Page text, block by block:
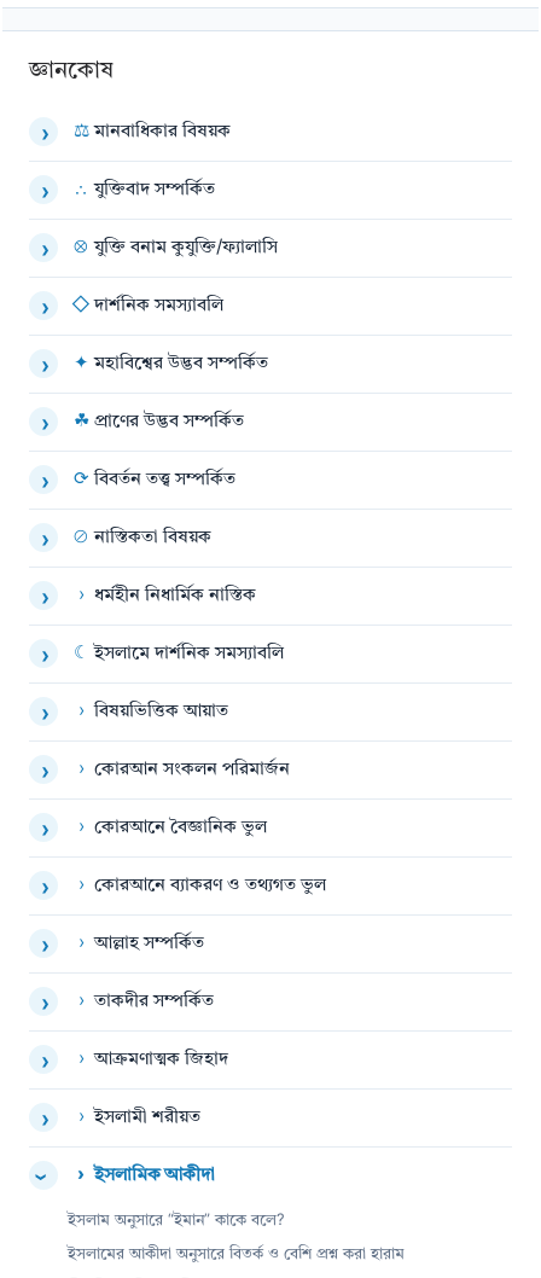
জ্ঞানকোষ
› ⚖ মানবাধিকার বিষয়ক
› ∴ যুক্তিবাদ সম্পর্কিত
› ⊗ যুক্তি বনাম কুযুক্তি/ফ্যালাসি
› ◇ দার্শনিক সমস্যাবলি
› ✦ মহাবিশ্বের উদ্ভব সম্পর্কিত
› ☘ প্রাণের উদ্ভব সম্পর্কিত
› ⟳ বিবর্তন তত্ত্ব সম্পর্কিত
› ⊘ নাস্তিকতা বিষয়ক
› › ধর্মহীন নিধার্মিক নাস্তিক
› ☾ ইসলামে দার্শনিক সমস্যাবলি
› › বিষয়ভিত্তিক আয়াত
› › কোরআন সংকলন পরিমার্জন
› › কোরআনে বৈজ্ঞানিক ভুল
› › কোরআনে ব্যাকরণ ও তথ্যগত ভুল
› › আল্লাহ সম্পর্কিত
› › তাকদীর সম্পর্কিত
› › আক্রমণাত্মক জিহাদ
› › ইসলামী শরীয়ত
› › ইসলামিক আকীদা
ইসলাম অনুসারে “ইমান” কাকে বলে?
ইসলামের আকীদা অনুসারে বিতর্ক ও বেশি প্রশ্ন করা হারাম